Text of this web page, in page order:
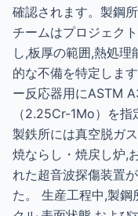
確認されます。製鋼
チームはプロジェク
し,板厚の範囲,熱処
的な不備を特定しま
ー反応器用にASTM
（2.25Cr-1Mo）を
製鉄所には真空脱ガ
焼ならし・焼戻し炉,
れた超音波探傷装置
た。 生産工程中,製鋼